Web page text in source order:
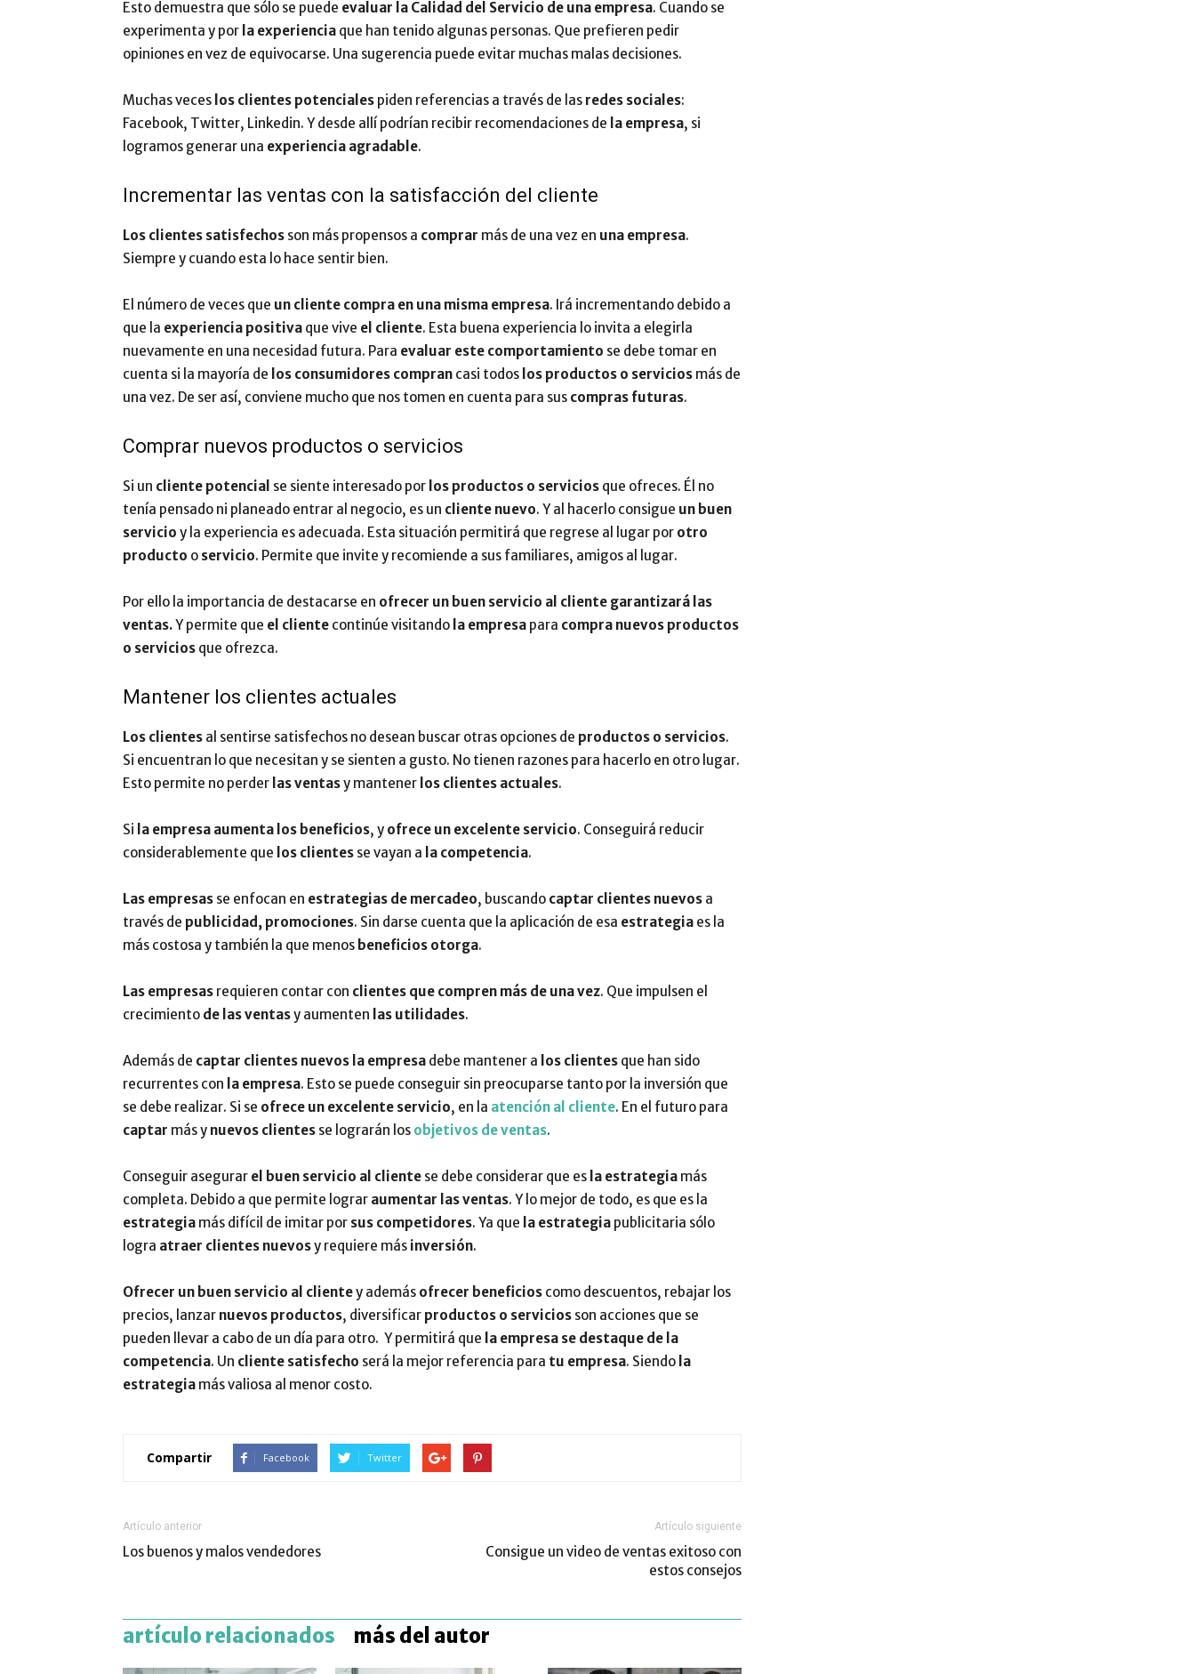
Esto demuestra que sólo se puede evaluar la Calidad del Servicio de una empresa. Cuando se
experimenta y por la experiencia que han tenido algunas personas. Que prefieren pedir
opiniones en vez de equivocarse. Una sugerencia puede evitar muchas malas decisiones.
Muchas veces los clientes potenciales piden referencias a través de las redes sociales:
Facebook, Twitter, Linkedin. Y desde allí podrían recibir recomendaciones de la empresa, si
logramos generar una experiencia agradable.
Incrementar las ventas con la satisfacción del cliente
Los clientes satisfechos son más propensos a comprar más de una vez en una empresa.
Siempre y cuando esta lo hace sentir bien.
El número de veces que un cliente compra en una misma empresa. Irá incrementando debido a
que la experiencia positiva que vive el cliente. Esta buena experiencia lo invita a elegirla
nuevamente en una necesidad futura. Para evaluar este comportamiento se debe tomar en
cuenta si la mayoría de los consumidores compran casi todos los productos o servicios más de
una vez. De ser así, conviene mucho que nos tomen en cuenta para sus compras futuras.
Comprar nuevos productos o servicios
Si un cliente potencial se siente interesado por los productos o servicios que ofreces. Él no
tenía pensado ni planeado entrar al negocio, es un cliente nuevo. Y al hacerlo consigue un buen
servicio y la experiencia es adecuada. Esta situación permitirá que regrese al lugar por otro
producto o servicio. Permite que invite y recomiende a sus familiares, amigos al lugar.
Por ello la importancia de destacarse en ofrecer un buen servicio al cliente garantizará las
ventas.Y permite que el cliente continúe visitando la empresa para compra nuevos productos
o servicios que ofrezca.
Mantener los clientes actuales
Los clientes al sentirse satisfechos no desean buscar otras opciones de productos o servicios.
Si encuentran lo que necesitan y se sienten a gusto. No tienen razones para hacerlo en otro lugar.
Esto permite no perder las ventasy mantener los clientes actuales.
Si la empresa aumenta los beneficios, y ofrece un excelente servicio. Conseguirá reducir
considerablemente que los clientes se vayan a la competencia.
Las empresas se enfocan en estrategias de mercadeo, buscando captar clientes nuevos a
través de publicidad, promociones. Sin darse cuenta que la aplicación de esa estrategia es la
más costosa y también la que menos beneficios otorga.
Las empresas requieren contar con clientes que compren más de una vez. Que impulsen el
crecimiento de las ventasy aumenten las utilidades.
Además de captar clientes nuevos la empresa debe mantener a los clientes que han sido
recurrentes con la empresa. Esto se puede conseguir sin preocuparse tanto por la inversión que
se debe realizar. Si se ofrece un excelente servicio, en la atención al cliente. En el futuro para
captar más y nuevos clientes se lograrán los objetivos de ventas.
Conseguir asegurar el buen servicio al cliente se debe considerar que es la estrategia más
completa. Debido a que permite lograr aumentar las ventas. Y lo mejor de todo, es que es la
estrategia más difícil de imitar por sus competidores. Ya que la estrategia publicitaria sólo
logra atraer clientes nuevosy requiere más inversión.
Ofrecer un buen servicio al clientey además ofrecer beneficios como descuentos, rebajar los
precios, lanzar nuevos productos, diversificar productos o servicios son acciones que se
pueden llevar a cabo de un día para otro. Y permitirá que la empresa se destaque de la
competencia. Un cliente satisfecho será la mejor referencia para tu empresa. Siendo la
estrategia más valiosa al menor costo.
Compartir Facebook Twitter
Artículo anterior
Los buenos y malos vendedores
Artículo siguiente
Consigue un video de ventas exitoso con
estos consejos
artículo relacionados más del autor